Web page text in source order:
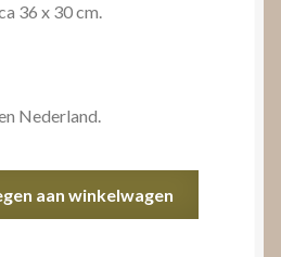
36 x 30 cm.
Nederland.
aan winkelwagen